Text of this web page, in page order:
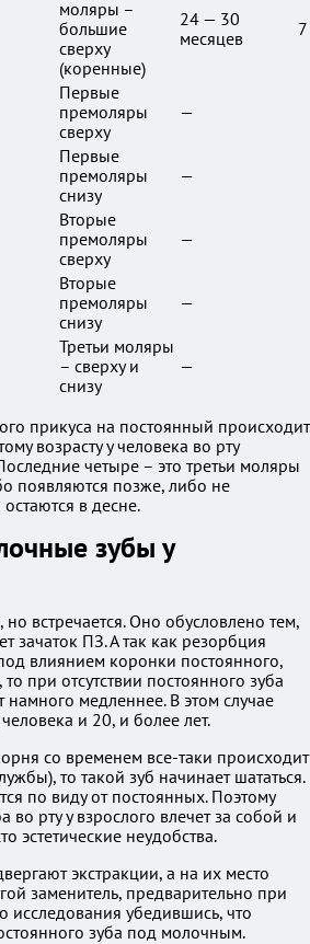
моляры –
большие
сверху
(коренные)
24 — 30
месяцев
Первые
премоляры
сверху
—
Первые
премоляры
снизу
—
Вторые
премоляры
сверху
—
Вторые
премоляры
снизу
—
Третьи моляры
– сверху и
снизу
—
прикуса на постоянный происходит
возрасту у человека во рту
четыре – это третьи моляры
появляются позже, либо не
в десне.
зубы у
но встречается. Оно обусловлено тем,
зачаток ПЗ. А так как резорбция
влиянием коронки постоянного,
при отсутствии постоянного зуба
медленнее. В этом случае
и 20, и более лет.
со временем все-таки происходит
то такой зуб начинает шататься.
по виду от постоянных. Поэтому
во рту у взрослого влечет за собой и
эстетические неудобства.
экстракции, а на их место
заменитель, предварительно при
исследования убедившись, что
зуба под молочным.